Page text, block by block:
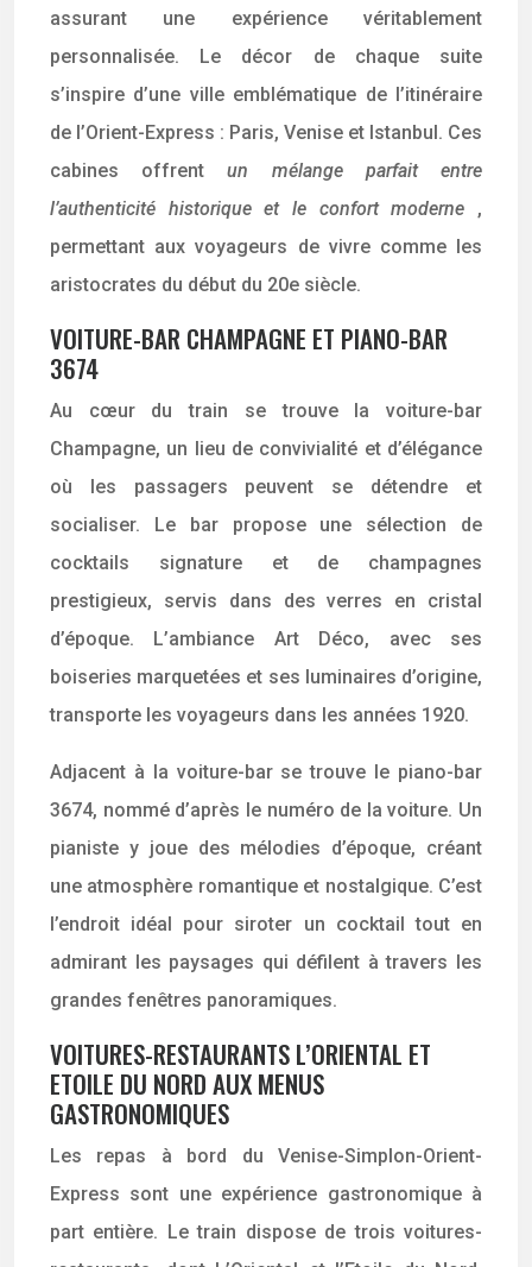
assurant une expérience véritablement
personnalisée. Le décor de chaque suite
s’inspire d’une ville emblématique de l’itinéraire
de l’Orient-Express : Paris, Venise et Istanbul. Ces
cabines offrentun mélange parfait entre
l’authenticité historique et le confort moderne ,
permettant aux voyageurs de vivre comme les
aristocrates du début du 20e siècle.
VOITURE-BAR CHAMPAGNE ET PIANO-BAR
3674
Au cœur du train se trouve la voiture-bar
Champagne, un lieu de convivialité et d’élégance
où les passagers peuvent se détendre et
socialiser. Le bar propose une sélection de
cocktails signature et de champagnes
prestigieux, servis dans des verres en cristal
d’époque. L’ambiance Art Déco, avec ses
boiseries marquetées et ses luminaires d’origine,
transporte les voyageurs dans les années 1920.
Adjacent à la voiture-bar se trouve le piano-bar
3674, nommé d’après le numéro de la voiture. Un
pianiste y joue des mélodies d’époque, créant
une atmosphère romantique et nostalgique. C’est
l’endroit idéal pour siroter un cocktail tout en
admirant les paysages qui défilent à travers les
grandes fenêtres panoramiques.
VOITURES-RESTAURANTS L’ORIENTAL ET
ETOILE DU NORD AUX MENUS
GASTRONOMIQUES
Les repas à bord du Venise-Simplon-Orient-
Express sont une expérience gastronomique à
part entière. Le train dispose de trois voitures-